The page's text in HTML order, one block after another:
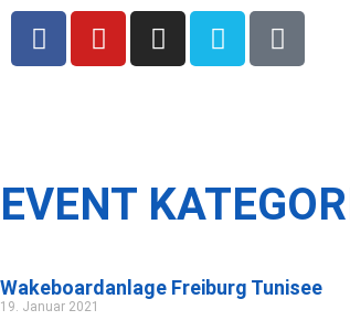
EVENT
Wakeboardanlage Freiburg Tunisee
19. Januar 2021